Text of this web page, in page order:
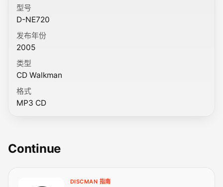
型号
D-NE720
发布年份
2005
类型
CD Walkman
格式
MP3 CD
Continue
DISCMAN 指南